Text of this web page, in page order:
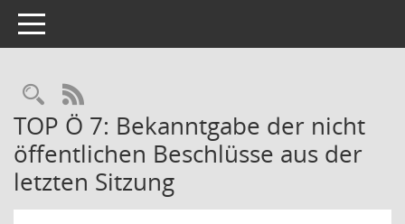
Toggle navigation
Rechercheauswahl
RSS-Feed
TOP Ö 7: Bekanntgabe der nicht
öffentlichen Beschlüsse aus der
letzten Sitzung